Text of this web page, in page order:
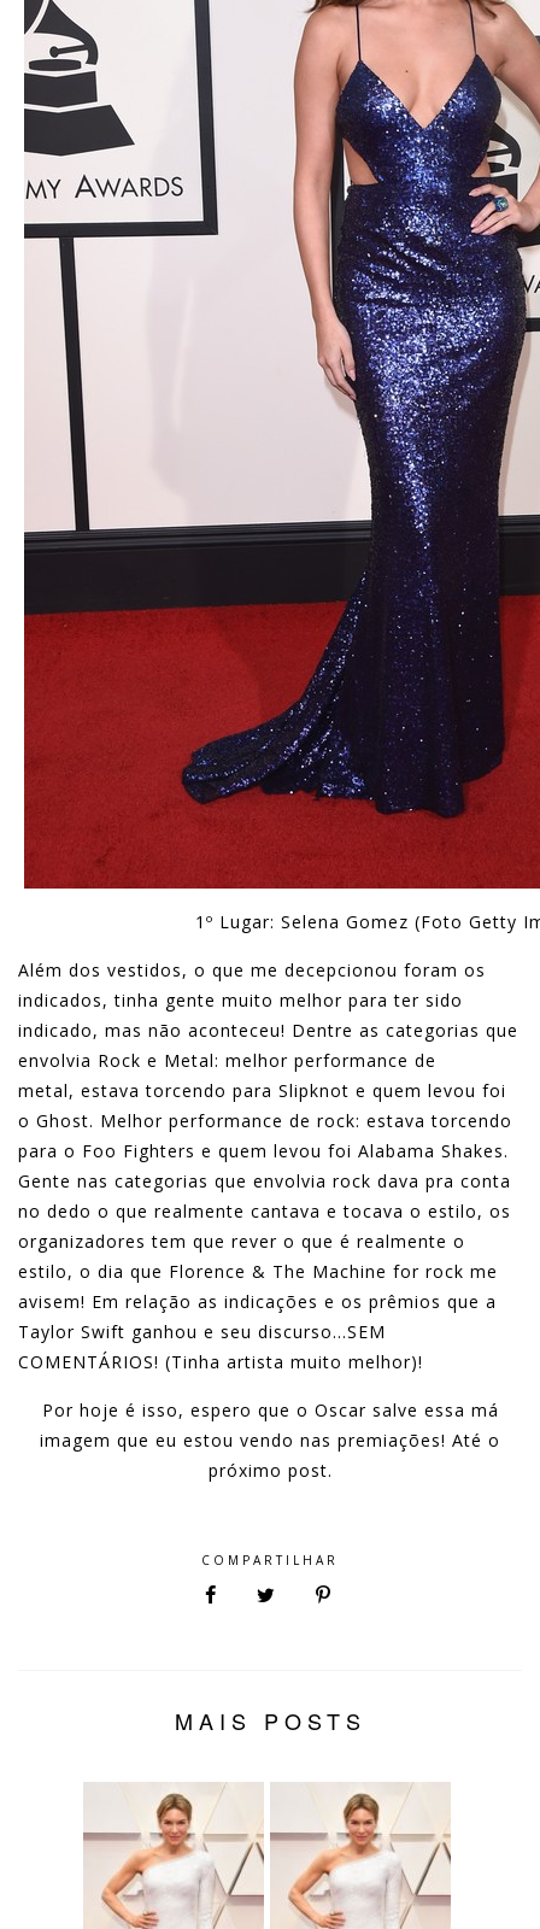
1º Lugar: Selena Gomez (Foto Getty
Além dos vestidos, o que me decepcionou foram os
indicados, tinha gente muito melhor para ter sido
indicado, mas não aconteceu! Dentre as categorias que
envolvia Rock e Metal: melhor performance de
metal, estava torcendo para Slipknot e quem levou foi
o Ghost. Melhor performance de rock: estava torcendo
para o Foo Fighters e quem levou foi Alabama Shakes.
Gente nas categorias que envolvia rock dava pra conta
no dedo o que realmente cantava e tocava o estilo, os
organizadores tem que rever o que é realmente o
estilo, o dia que Florence & The Machine for rock me
avisem! Em relação as indicações e os prêmios que a
Taylor Swift ganhou e seu discurso…SEM
COMENTÁRIOS! (Tinha artista muito melhor)!
Por hoje é isso, espero que o Oscar salve essa má
imagem que eu estou vendo nas premiações! Até o
próximo post.
COMPARTILHAR
MAIS POSTS